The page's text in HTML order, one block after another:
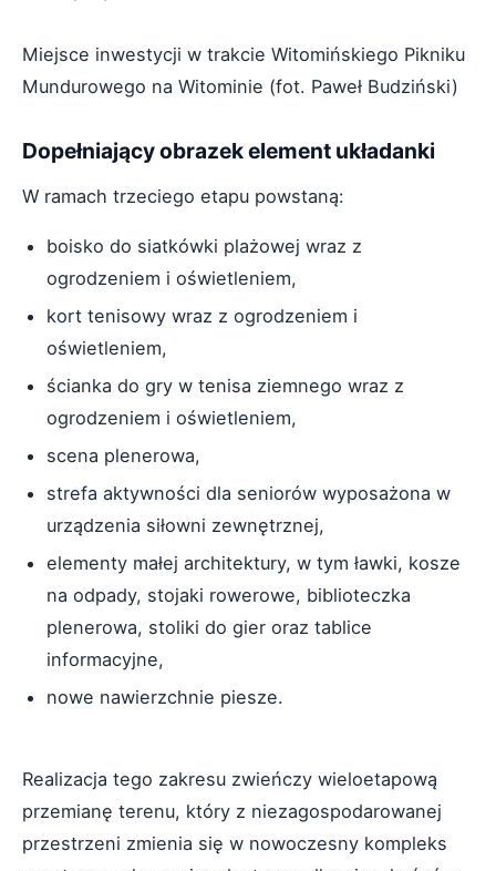
Miejsce inwestycji w trakcie Witomińskiego Pikniku
Mundurowego na Witominie (fot. Paweł Budziński)
Dopełniający obrazek element układanki
W ramach trzeciego etapu powstaną:
boisko do siatkówki plażowej wraz z
ogrodzeniem i oświetleniem,
kort tenisowy wraz z ogrodzeniem i
oświetleniem,
ścianka do gry w tenisa ziemnego wraz z
ogrodzeniem i oświetleniem,
scena plenerowa,
strefa aktywności dla seniorów wyposażona w
urządzenia siłowni zewnętrznej,
elementy małej architektury, w tym ławki, kosze
na odpady, stojaki rowerowe, biblioteczka
plenerowa, stoliki do gier oraz tablice
informacyjne,
nowe nawierzchnie piesze.
Realizacja tego zakresu zwieńczy wieloetapową
przemianę terenu, który z niezagospodarowanej
przestrzeni zmienia się w nowoczesny kompleks